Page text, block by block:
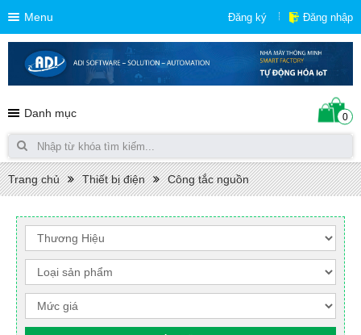
Menu Đăng ký Đăng nhập
Danh mục 0
Trang chủ Thiết bị điện Công tắc nguồn